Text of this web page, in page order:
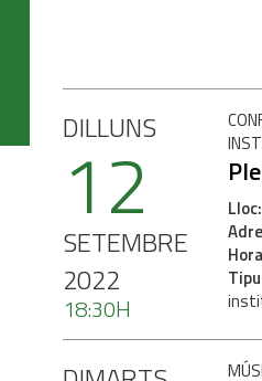
DILLUNS
12
SETEMBRE
2022
18:30H
Lloc
Hora